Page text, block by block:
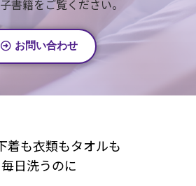
書籍をご覧ください。
お問い合わせ
着も衣類もタオルも
毎日洗うのに